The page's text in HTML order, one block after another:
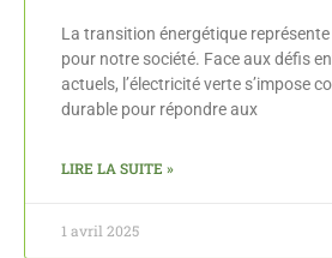
La transition énergétique
pour notre société. Face aux défis
actuels, l’électricité verte s’impose
durable pour répondre aux
LIRE LA SUITE »
1 avril 2025